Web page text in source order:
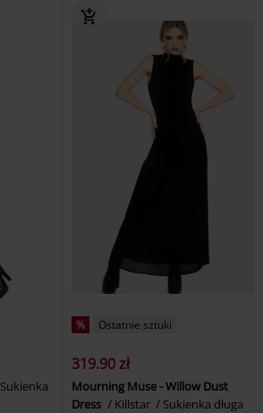
Sukienka
% Ostatnie sztuki
319.90 zł
Mourning Muse - Willow Dust
Dress
Killstar Sukienka długa